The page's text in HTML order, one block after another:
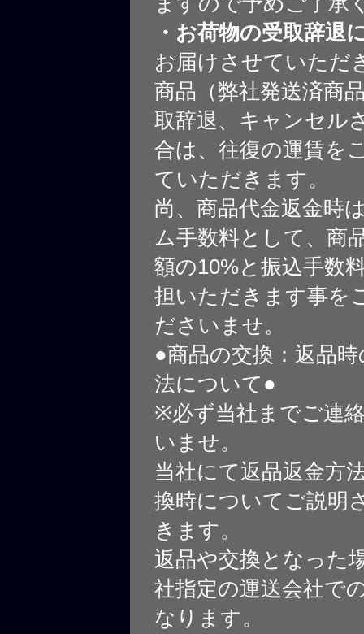
・お荷物の受取辞退
お届けさせていただ
商品（弊社発送済商
取辞退、キャンセル
合は、往復の運賃を
ていただきます。
尚、商品代金返金時
ム手数料として、商
額の10%と振込手数
担いただきます事を
ださいませ。
●商品の交換：返品
法について●
※必ず当社までご連
いませ。
当社にて返品返金方
換時についてご説明
きます。
返品や交換となった
社指定の運送会社で
なります。